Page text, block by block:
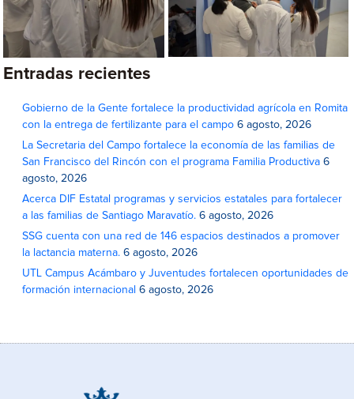
Entradas recientes
Gobierno de la Gente fortalece la productividad agrícola en Romita
con la entrega de fertilizante para el campo 6 agosto, 2026
La Secretaria del Campo fortalece la economía de las familias de
San Francisco del Rincón con el programa Familia Productiva 6
agosto, 2026
Acerca DIF Estatal programas y servicios estatales para fortalecer
a las familias de Santiago Maravatío. 6 agosto, 2026
SSG cuenta con una red de 146 espacios destinados a promover
la lactancia materna. 6 agosto, 2026
UTL Campus Acámbaro y Juventudes fortalecen oportunidades de
formación internacional 6 agosto, 2026